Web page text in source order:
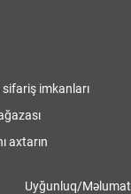
imkanları
axtarın
Uyğunluq/Məlumat